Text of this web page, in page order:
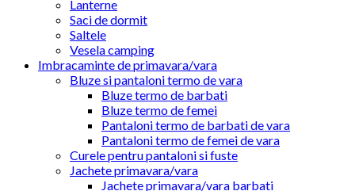
Lanterne
Saci de dormit
Saltele
Vesela camping
Imbracaminte de primavara/vara
Bluze si pantaloni termo de vara
Bluze termo de barbati
Bluze termo de femei
Pantaloni termo de barbati de vara
Pantaloni termo de femei de vara
Curele pentru pantaloni si fuste
Jachete primavara/vara
Jachete primavara/vara barbati